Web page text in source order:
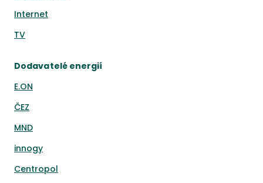
Internet
TV
Dodavatelé energií
E.ON
ČEZ
MND
innogy
Centropol